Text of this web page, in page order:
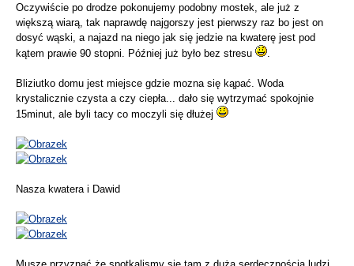
Oczywiście po drodze pokonujemy podobny mostek, ale już z
większą wiarą, tak naprawdę najgorszy jest pierwszy raz bo jest on
dosyć wąski, a najazd na niego jak się jedzie na kwaterę jest pod
kątem prawie 90 stopni. Później już było bez stresu
.
Bliziutko domu jest miejsce gdzie mozna się kąpać. Woda
krystalicznie czysta a czy ciepła... dało się wytrzymać spokojnie
15minut, ale byli tacy co moczyli się dłużej
Nasza kwatera i Dawid